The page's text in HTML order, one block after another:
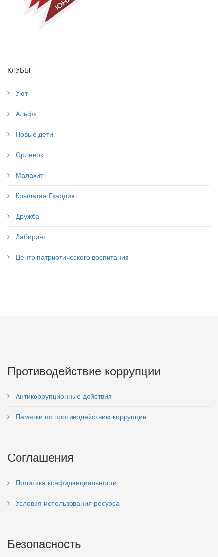
КЛУБЫ
Уют
Альфа
Новые дети
Орленок
Малахит
Крылатая Гвардия
Дружба
Лабиринт
Центр патриотического воспитания
Противодействие коррупции
Антикоррупционные действия
Памятки по противодействию коррупции
Соглашения
Политика конфиденциальности
Условия использования ресурса
Безопасность